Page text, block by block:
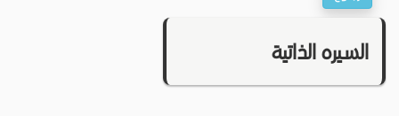
السيره الذاتية